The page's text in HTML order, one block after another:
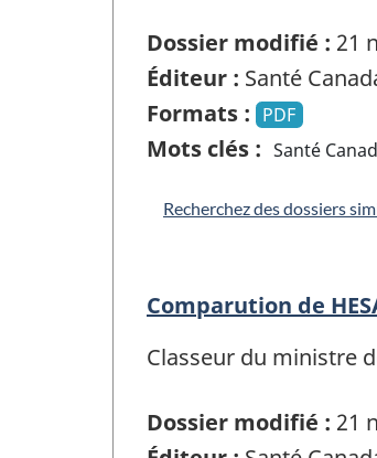
Dossier modifié : 21
Éditeur : Santé
Formats : PDF
Mots clés : Santé
Recherchez des dossiers
Comparution de
Classeur du ministre
Dossier modifié : 21